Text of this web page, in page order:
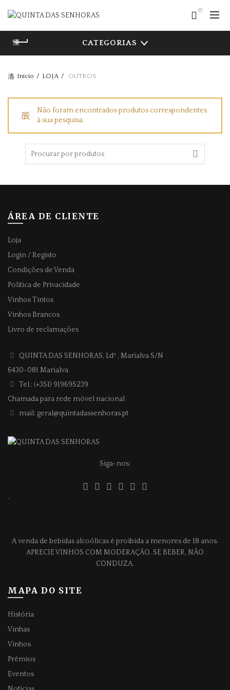
0
CATEGORIAS
Início LOJA OUTROS
Não foram encontrados produtos correspondentes
à sua pesquisa.
ÁREA DE CLIENTE
Loja
Login / Registo
Condições de Venda
Politica de Privacidade
Vinhos Tintos
Vinhos Brancos
Livro de reclamações
QUINTA DAS SENHORAS, Ldª , Marialva S/N
6430-081 Marialva
Tel.: (+351) 919695239
Chamada para rede móvel nacional
mail: geral@quintadassenhoras.pt
Siga-nos:
.
A venda de bebidas alcoólicas é proibida a menores de 18 anos.
APRECIE VINHOS COM MODERAÇÃO. SE BEBER, NÃO
CONDUZA.
MAPA DO SITE
História
Vinhas
Vinhos
Prémios
Eventos